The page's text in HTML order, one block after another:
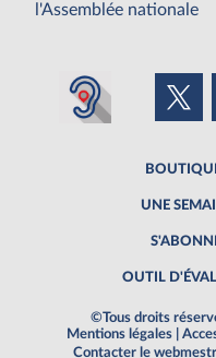
l'Assemblée nationale
UNE
OUTIL
©Tous droits
Mentions légales
Contacter le